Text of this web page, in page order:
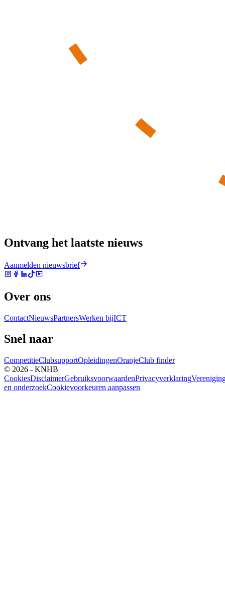
Ontvang het laatste nieuws
Aanmelden nieuwsbrief
Over ons
ContactNieuwsPartnersWerken bijICT
Snel naar
CompetitieClubsupportOpleidingenOranjeClub finder
© 2026 - KNHB
CookiesDisclaimerGebruiksvoorwaardenPrivacyverklaring
en onderzoekCookievoorkeuren aanpassen